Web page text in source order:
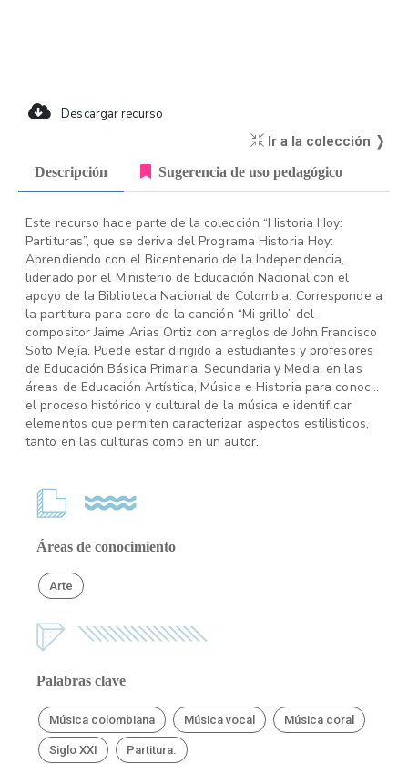
Descargar recurso
Ir a la colección ❭
Descripción Sugerencia de uso pedagógico
Este recurso hace parte de la colección “Historia Hoy:
Partituras”, que se deriva del Programa Historia Hoy:
Aprendiendo con el Bicentenario de la Independencia,
liderado por el Ministerio de Educación Nacional con el
apoyo de la Biblioteca Nacional de Colombia. Corresponde a
la partitura para coro de la canción “Mi grillo” del
compositor Jaime Arias Ortiz con arreglos de John Francisco
Soto Mejía. Puede estar dirigido a estudiantes y profesores
de Educación Básica Primaria, Secundaria y Media, en las
áreas de Educación Artística, Música e Historia para conocer
el proceso histórico y cultural de la música e identificar
elementos que permiten caracterizar aspectos estilísticos,
tanto en las culturas como en un autor.
Áreas de conocimiento
Arte
Palabras clave
Música colombiana Música vocal Música coral
Siglo XXI Partitura.